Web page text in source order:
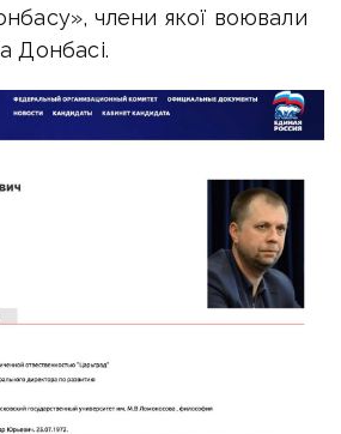
члени якої воювали
Донбасі.